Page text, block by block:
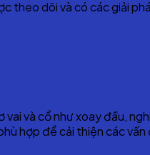
theo dõi và có các giải
và cổ như xoay đầu,
hợp để cải thiện các